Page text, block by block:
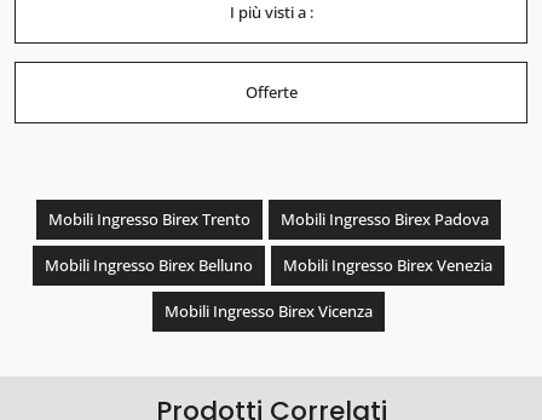
I più visti a :
Offerte
Mobili Ingresso Birex Trento Mobili Ingresso Birex Padova
Mobili Ingresso Birex Belluno Mobili Ingresso Birex Venezia
Mobili Ingresso Birex Vicenza
Prodotti Correlati